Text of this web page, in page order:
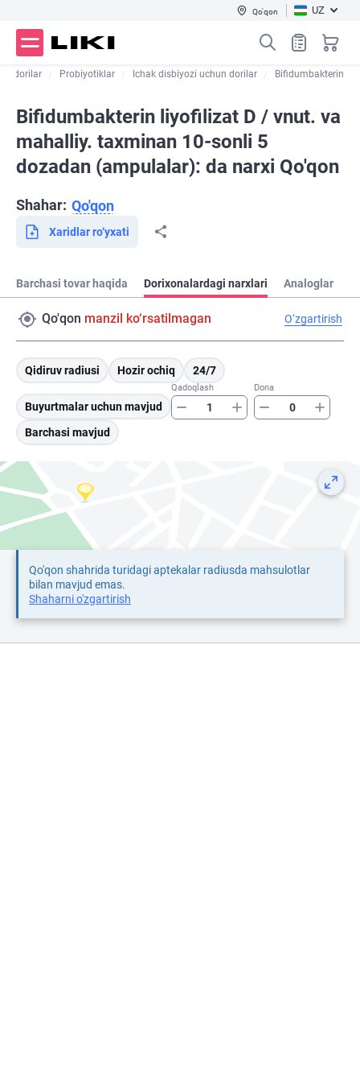
Qo'qon UZ
dorilar Probiyotiklar Ichak disbiyozi uchun dorilar Bifidumbakterin
Bifidumbakterin liyofilizat D / vnut. va
mahalliy. taxminan 10-sonli 5
dozadan (ampulalar): da narxi Qo'qon
Shahar: Qo'qon
Xaridlar ro‘yxati
Barchasi tovar haqida Dorixonalardagi narxlari Analoglar
Qo'qon manzil ko‘rsatilmagan O‘zgartirish
Qidiruv radiusi Hozir ochiq 24/7
Buyurtmalar uchun mavjud
Qadoqlash Dona
Barchasi mavjud
Qo'qon shahrida turidagi aptekalar radiusda mahsulotlar
bilan mavjud emas.
Shaharni o'zgartirish